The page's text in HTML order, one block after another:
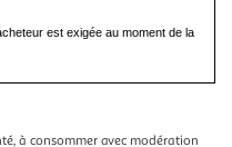
est exigée au moment de la
à consommer avec modération